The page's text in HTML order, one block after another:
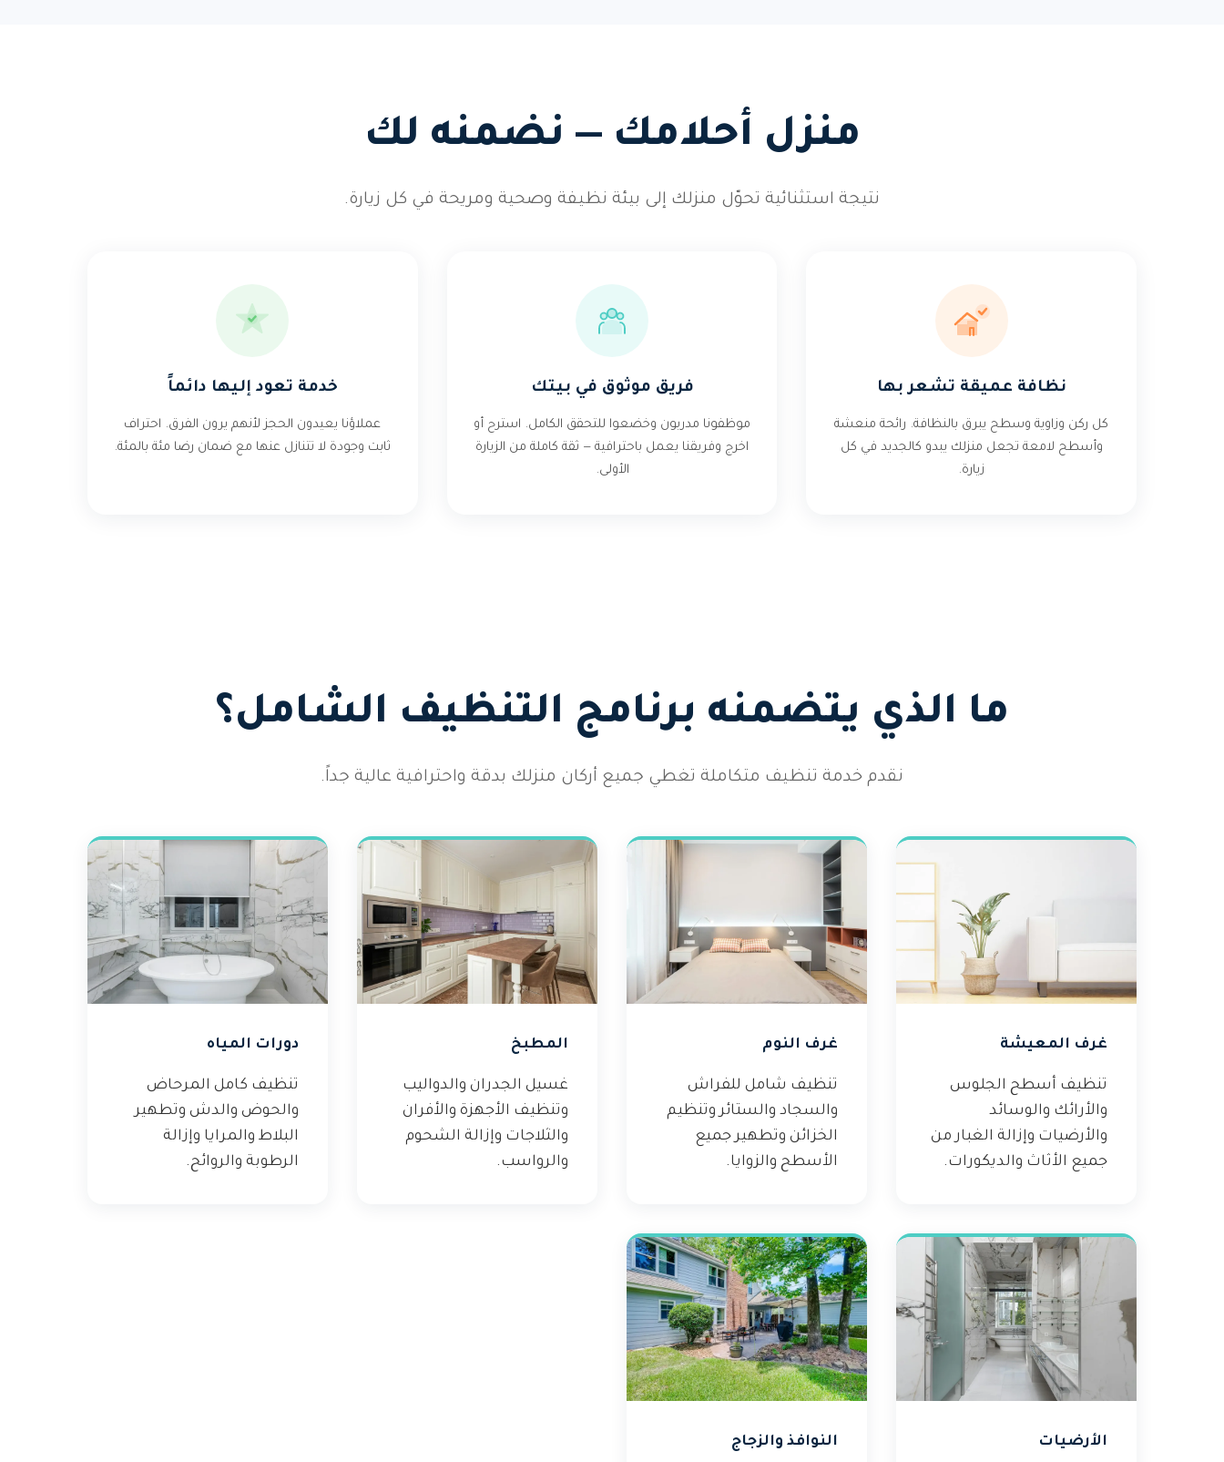
منزل أحلامك — نضمنه لك
نتيجة استثنائية تحوّل منزلك إلى بيئة نظيفة وصحية ومريحة في كل زيارة.
نظافة عميقة تشعر بها
كل ركن وزاوية وسطح يبرق بالنظافة. رائحة منعشة
وأسطح لامعة تجعل منزلك يبدو كالجديد في كل
زيارة.
فريق موثوق في بيتك
موظفونا مدربون وخضعوا للتحقق الكامل. استرح أو
اخرج وفريقنا يعمل باحترافية — ثقة كاملة من الزيارة
الأولى.
خدمة تعود إليها دائماً
عملاؤنا يعيدون الحجز لأنهم يرون الفرق. احتراف
ثابت وجودة لا تتنازل عنها مع ضمان رضا مئة بالمئة.
ما الذي يتضمنه برنامج التنظيف الشامل؟
نقدم خدمة تنظيف متكاملة تغطي جميع أركان منزلك بدقة واحترافية عالية جداً.
غرف المعيشة
تنظيف أسطح الجلوس
والأرائك والوسائد
والأرضيات وإزالة الغبار من
جميع الأثاث والديكورات.
غرف النوم
تنظيف شامل للفراش
والسجاد والستائر وتنظيم
الخزائن وتطهير جميع
الأسطح والزوايا.
المطبخ
غسيل الجدران والدواليب
وتنظيف الأجهزة والأفران
والثلاجات وإزالة الشحوم
والرواسب.
دورات المياه
تنظيف كامل المرحاض
والحوض والدش وتطهير
البلاط والمرايا وإزالة
الرطوبة والروائح.
الأرضيات النوافذ والزجاج